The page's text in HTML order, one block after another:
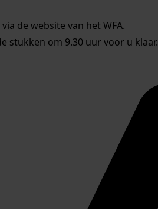
de website van het WFA.
stukken om 9.30 uur voor u klaar.